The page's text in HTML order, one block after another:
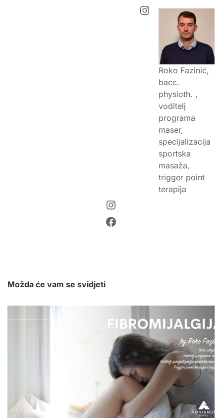
Roko Fazinić,
bacc.
physioth. ,
voditelj
programa
maser,
specijalizacija
sportska
masaža,
trigger point
terapija
Instagram
Instagram
Facebook
Možda će vam se svidjeti